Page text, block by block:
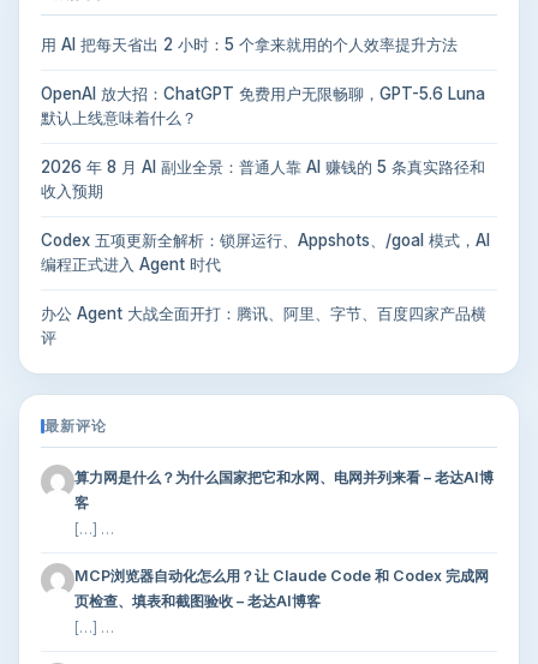
用 AI 把每天省出 2 小时：5 个拿来就用的个人效率提升方法
OpenAI 放大招：ChatGPT 免费用户无限畅聊，GPT-5.6 Luna
默认上线意味着什么？
2026 年 8 月 AI 副业全景：普通人靠 AI 赚钱的 5 条真实路径和
收入预期
Codex 五项更新全解析：锁屏运行、Appshots、/goal 模式，AI
编程正式进入 Agent 时代
办公 Agent 大战全面开打：腾讯、阿里、字节、百度四家产品横
评
最新评论
算力网是什么？为什么国家把它和水网、电网并列来看 – 老达AI博
客
[…] …
MCP浏览器自动化怎么用？让 Claude Code 和 Codex 完成网
页检查、填表和截图验收 – 老达AI博客
[…] …